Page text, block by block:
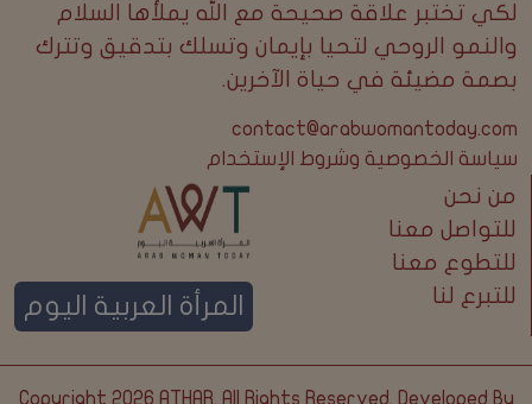
لكي تختبر علاقة صحيحة مع الله يملأها السلام
والنمو الروحي لتحيا بإيمان وتسلك بتدقيق وتترك
بصمة مضيئة في حياة الآخرين.
contact@arabwomantoday.com
سياسة الخصوصية وشروط الإستخدام
من نحن
للتواصل معنا
للتطوع معنا
للتبرع لنا
المرأة العربية اليوم
Copyright 2026 ATHAR. All Rights Reserved. Developed By